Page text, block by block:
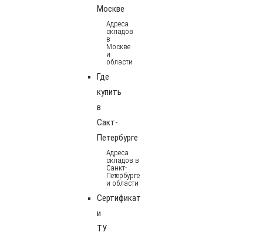
Москве
Адреса
складов
в
Москве
и
области
Где
купить
в
Сакт-
Петербурге
Адреса
складов в
Санкт-
Петербурге
и области
Сертификат
и
ТУ